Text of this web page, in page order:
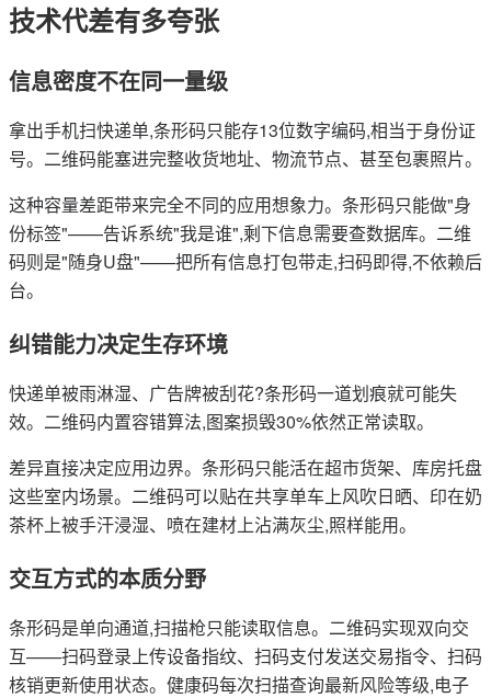
技术代差有多夸张
信息密度不在同一量级
拿出手机扫快递单,条形码只能存13位数字编码,相当于身份证
号。二维码能塞进完整收货地址、物流节点、甚至包裹照片。
这种容量差距带来完全不同的应用想象力。条形码只能做"身
份标签"——告诉系统"我是谁",剩下信息需要查数据库。二维
码则是"随身U盘"——把所有信息打包带走,扫码即得,不依赖后
台。
纠错能力决定生存环境
快递单被雨淋湿、广告牌被刮花?条形码一道划痕就可能失
效。二维码内置容错算法,图案损毁30%依然正常读取。
差异直接决定应用边界。条形码只能活在超市货架、库房托盘
这些室内场景。二维码可以贴在共享单车上风吹日晒、印在奶
茶杯上被手汗浸湿、喷在建材上沾满灰尘,照样能用。
交互方式的本质分野
条形码是单向通道,扫描枪只能读取信息。二维码实现双向交
互——扫码登录上传设备指纹、扫码支付发送交易指令、扫码
核销更新使用状态。健康码每次扫描查询最新风险等级,电子